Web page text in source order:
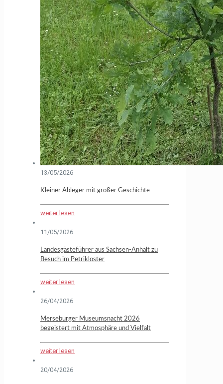
13/05/2026
Kleiner Ableger mit großer Geschichte
weiter lesen
11/05/2026
Landesgästeführer aus Sachsen-Anhalt zu
Besuch im Petrikloster
weiter lesen
26/04/2026
Merseburger Museumsnacht 2026
begeistert mit Atmosphäre und Vielfalt
weiter lesen
20/04/2026